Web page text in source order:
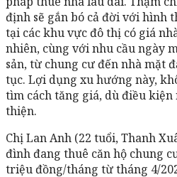
định sẽ gắn bó cả đời với hình
tại các khu vực đô thị có giá
nhiên, cùng với nhu cầu ngày
sản, từ chung cư đến nhà mặt
tục. Lợi dụng xu hướng này,
tìm cách tăng giá, dù điều kiện
thiện.
Chị Lan Anh (22 tuổi, Thanh
đình đang thuê căn hộ chung
triệu đồng/tháng từ tháng 4/